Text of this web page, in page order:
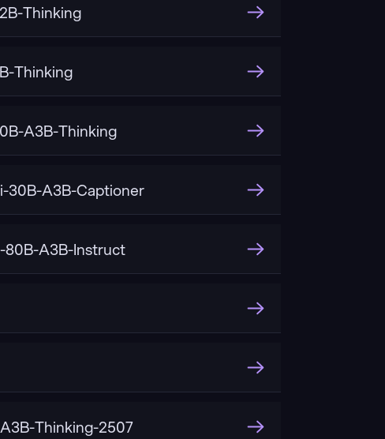
Thinking
Thinking
A3B-Thinking
30B-A3B-Captioner
A3B-Instruct
Thinking-2507